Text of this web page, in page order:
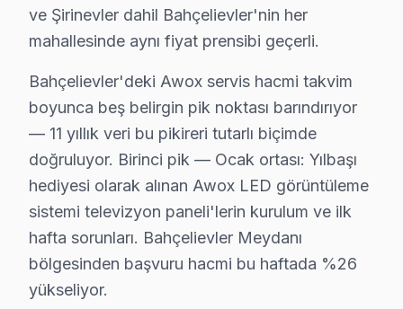
• Bahçelievler'de randevu sonrası 1-2 saat içinde
• Bahçelievler servisimizde tüm marka ve model
• Bahçelievler'de orijinal parça stok garantisi
• Bahçelievler servisimizde servis sonrası test ve
• Bahçelievler'de fatura ve resmi garanti belgesi
Awox görüntüleme sistemi ürünleriniz için
Awox Parça Kalitesi – Bahçelievler
Awox TV Arıza Onarım Maliyeti –
Bahçelievler'de Awox ekran tamir maliyetini merak
ve Şirinevler dahil Bahçelievler'nin her
mahallesinde aynı fiyat prensibi geçerli.
Bahçelievler'deki Awox servis hacmi takvim
boyunca beş belirgin pik noktası barındırıyor
— 11 yıllık veri bu pikireri tutarlı biçimde
doğruluyor. Birinci pik — Ocak ortası: Yılbaşı
hediyesi olarak alınan Awox LED görüntüleme
sistemi televizyon paneli'lerin kurulum ve ilk
hafta sorunları. Bahçelievler Meydanı
bölgesinden başvuru hacmi bu haftada %26
yükseliyor.